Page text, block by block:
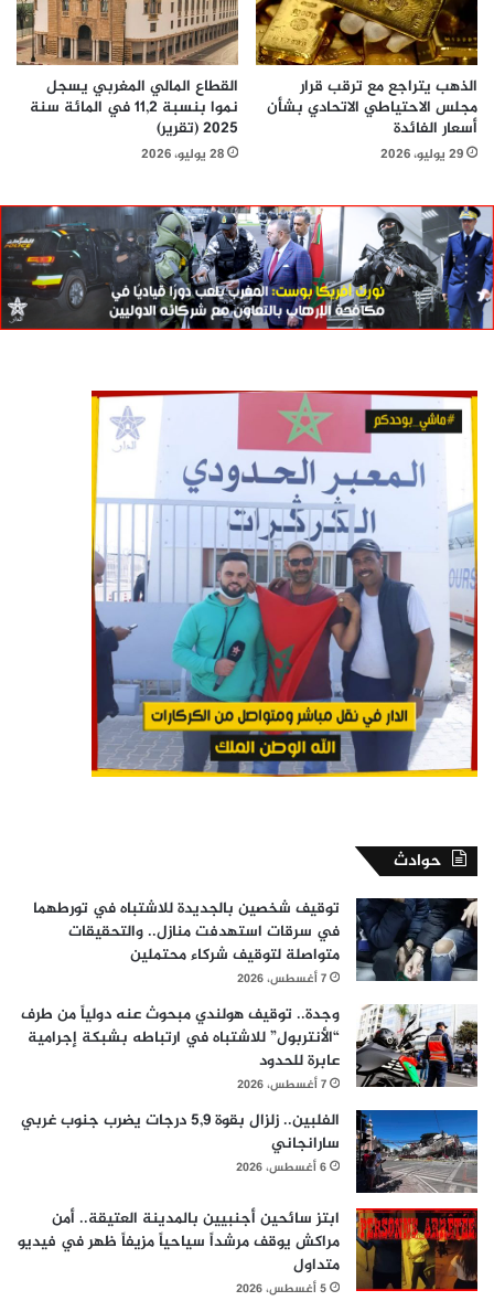
الذهب يتراجع مع ترقب قرار
مجلس الاحتياطي الاتحادي بشأن
أسعار الفائدة
29 يوليو، 2026
القطاع المالي المغربي يسجل
نموا بنسبة 11,2 في المائة سنة
2025 (تقرير)
28 يوليو، 2026
حوادث
توقيف شخصين بالجديدة للاشتباه في تورطهما
في سرقات استهدفت منازل.. والتحقيقات
متواصلة لتوقيف شركاء محتملين
7 أغسطس، 2026
وجدة.. توقيف هولندي مبحوث عنه دولياً من طرف
“الأنتربول” للاشتباه في ارتباطه بشبكة إجرامية
عابرة للحدود
7 أغسطس، 2026
الفلبين.. زلزال بقوة 5,9 درجات يضرب جنوب غربي
سارانجاني
6 أغسطس، 2026
ابتز سائحين أجنبيين بالمدينة العتيقة.. أمن
مراكش يوقف مرشداً سياحياً مزيفاً ظهر في فيديو
متداول
5 أغسطس، 2026